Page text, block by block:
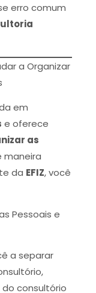
erro comum
a Organizar
em
e oferece
as
maneira
da EFIZ, você
Pessoais e
a separar
do consultório